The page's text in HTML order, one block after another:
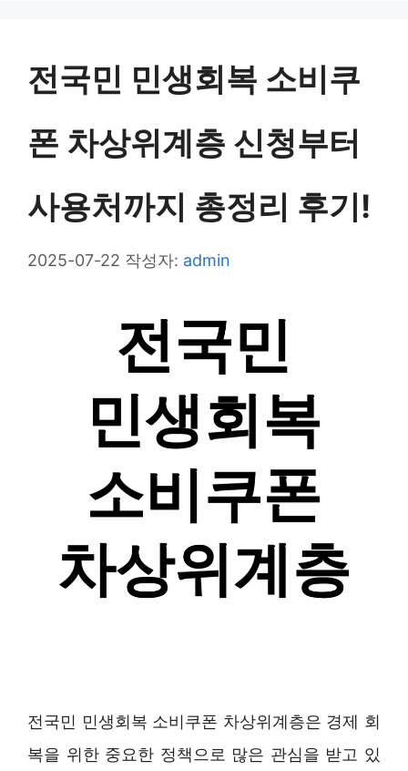
전국민 민생회복 소비쿠
폰 차상위계층 신청부터
사용처까지 총정리 후기!
2025-07-22 작성자: admin
전국민 민생회복 소비쿠폰 차상위계층은 경제 회
복을 위한 중요한 정책으로 많은 관심을 받고 있